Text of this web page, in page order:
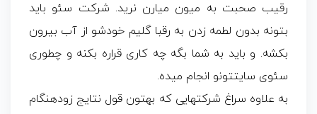
رقیب صحبت به میون میارن نرید. شرکت سئو باید
بتونه بدون لطمه زدن به رقبا گلیم خودشو از آب بیرون
بکشه. و باید به شما بگه چه کاری قراره بکنه و چطوری
سئوی سایتتونو انجام میده.
به علاوه سراغ شرکتهایی که بهتون قول نتایج زودهنگام